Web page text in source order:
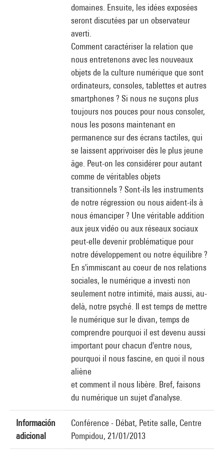
domaines. Ensuite, les idées exposées
seront discutées par un observateur
averti.
Comment caractériser la relation que
nous entretenons avec les nouveaux
objets de la culture numérique que sont
ordinateurs, consoles, tablettes et autres
smartphones ? Si nous ne suçons plus
toujours nos pouces pour nous consoler,
nous les posons maintenant en
permanence sur des écrans tactiles, qui
se laissent apprivoiser dès le plus jeune
âge. Peut-on les considérer pour autant
comme de véritables objets
transitionnels ? Sont-ils les instruments
de notre régression ou nous aident-ils à
nous émanciper ? Une véritable addition
aux jeux vidéo ou aux réseaux sociaux
peut-elle devenir problématique pour
notre développement ou notre équilibre ?
En s'immiscant au coeur de nos relations
sociales, le numérique a investi non
seulement notre intimité, mais aussi, au-
delà, notre psyché. Il est temps de mettre
le numérique sur le divan, temps de
comprendre pourquoi il est devenu aussi
important pour chacun d'entre nous,
pourquoi il nous fascine, en quoi il nous
aliène
et comment il nous libère. Bref, faisons
du numérique un sujet d'analyse.
Información
adicional
Conférence - Débat, Petite salle, Centre
Pompidou, 21/01/2013